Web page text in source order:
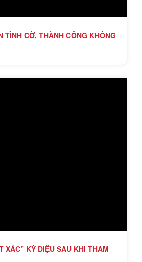
TÌNH CỜ, THÀNH CÔNG KHÔNG
XÁC” KỲ DIỆU SAU KHI THAM